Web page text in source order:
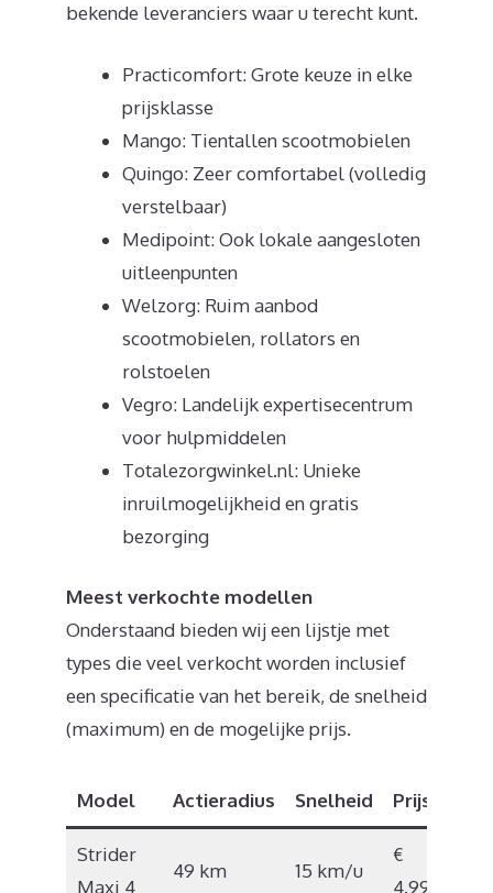
bekende leveranciers waar u terecht kunt.
Practicomfort: Grote keuze in elke
prijsklasse
Mango: Tientallen scootmobielen
Quingo: Zeer comfortabel (volledig
verstelbaar)
Medipoint: Ook lokale aangesloten
uitleenpunten
Welzorg: Ruim aanbod
scootmobielen, rollators en
rolstoelen
Vegro: Landelijk expertisecentrum
voor hulpmiddelen
Totalezorgwinkel.nl: Unieke
inruilmogelijkheid en gratis
bezorging
Meest verkochte modellen
Onderstaand bieden wij een lijstje met
types die veel verkocht worden inclusief
een specificatie van het bereik, de snelheid
(maximum) en de mogelijke prijs.
Model Actieradius Snelheid Prijs
Strider
Maxi 4
49 km 15 km/u
€
4.999